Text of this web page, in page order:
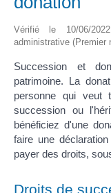
Vérifié le 10/06/
administrative (Premier
Succession et
patrimoine. La
personne qui veut
succession ou
bénéficiez d'une
faire une
payer des droits,
Droits de